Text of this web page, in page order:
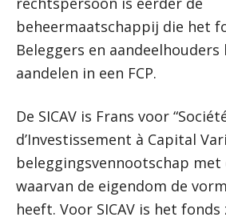
beheermaatschappij die het
Beleggers en aandeelhouders
aandelen in een FCP.
De SICAV is Frans voor
d’Investissement à Capital
beleggingsvennootschap met
waarvan de eigendom de
heeft. Voor SICAV is het fonds